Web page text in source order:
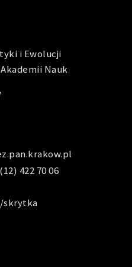
i Ewolucji
Nauk
(12) 422 70 06
skrytka